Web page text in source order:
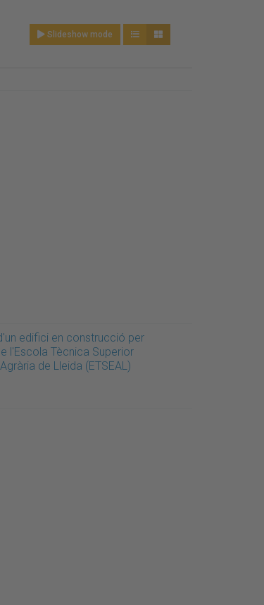
Slideshow mode
edifici en construcció per
l'Escola Tècnica Superior
de Lleida (ETSEAL)